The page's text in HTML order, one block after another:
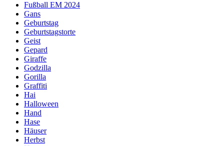
Fußball EM 2024
Gans
Geburtstag
Geburtstagstorte
Geist
Gepard
Giraffe
Godzilla
Gorilla
Graffiti
Hai
Halloween
Hand
Hase
Häuser
Herbst